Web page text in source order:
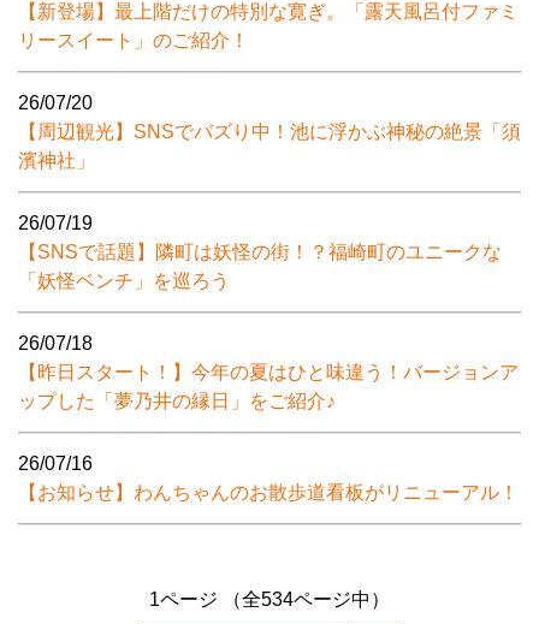
【新登場】最上階だけの特別な寛ぎ。「露天風呂付ファミ
リースイート」のご紹介！
26/07/20
【周辺観光】SNSでバズり中！池に浮かぶ神秘の絶景「須
濱神社」
26/07/19
【SNSで話題】隣町は妖怪の街！？福崎町のユニークな
「妖怪ベンチ」を巡ろう
26/07/18
【昨日スタート！】今年の夏はひと味違う！バージョンア
ップした「夢乃井の縁日」をご紹介♪
26/07/16
【お知らせ】わんちゃんのお散歩道看板がリニューアル！
1ページ （全534ページ中）